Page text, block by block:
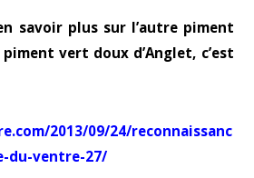
savoir plus sur l’autre piment
vert doux d’Anglet, c’est
2013/09/24/reconnaissanc
du-ventre-27/